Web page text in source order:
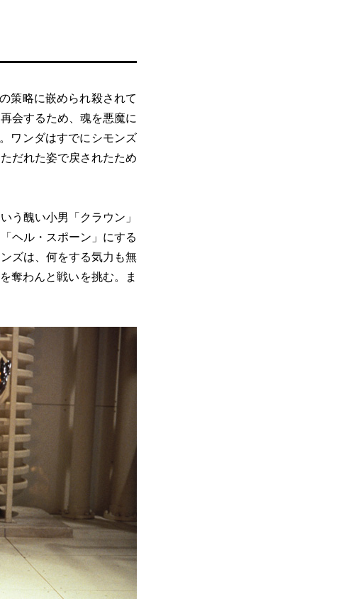
策略に嵌められ殺されて
会するため、魂を悪魔に
ワンダはすでにシモンズ
だれた姿で戻されたため
う醜い小男「クラウン」
ヘル・スポーン」にする
ズは、何をする気力も無
奪わんと戦いを挑む。ま